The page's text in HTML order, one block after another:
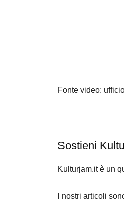
Fonte video:
Sostieni
Kulturjam.it è un
I nostri articoli